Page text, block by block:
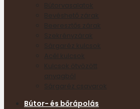
Bútorvasalatok
Bevéshető zárak
Beeresztős zárak
Szekrényzárak
Sárgaréz kulcsok
Acél kulcsok
Kulcsok ötvözött
Sárgaréz csavarok
Bútor- és bőrápolás